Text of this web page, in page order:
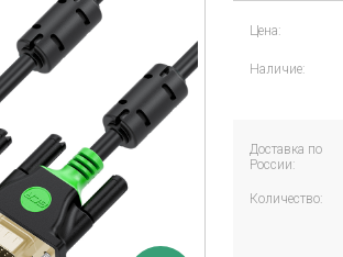
Цена:
Наличие:
Доставка по
России:
Количество: